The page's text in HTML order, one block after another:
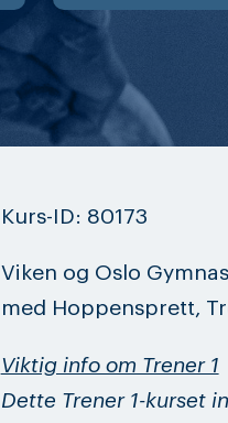
Kurs-ID: 80173
Viken og Oslo
med Hoppensprett,
Viktig info om Trener 1
Dette Trener 1-kurset